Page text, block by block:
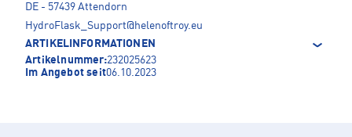
DE - 57439 Attendorn
HydroFlask_Support@helenoftroy.eu
ARTIKELINFORMATIONEN
Artikelnummer:232025623
Im Angebot seit06.10.2023